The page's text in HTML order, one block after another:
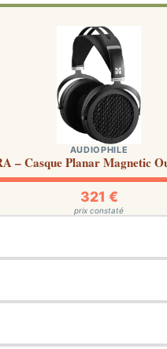
AUDIOPHILE
– Casque Planar Magnetic
321 €
prix constaté